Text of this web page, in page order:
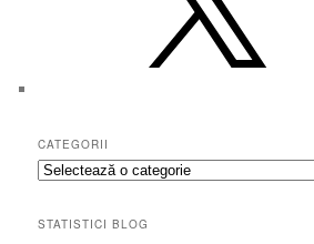
CATEGORII
Categorii
STATISTICI BLOG